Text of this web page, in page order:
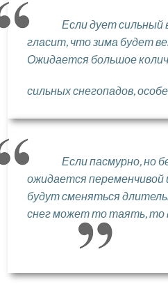
Если дует
гласит, что зима будет
Ожидается большое
сильных снегопадов,
Если пасмурно, но
ожидается переменчивой
будут сменяться
снег может то таять, то